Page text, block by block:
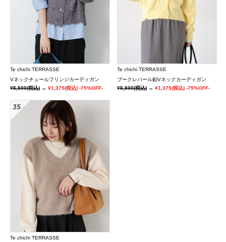
Te chichi TERRASSE
Vネックチュールフリンジカーディガン
¥5,500(税込) → ¥1,375(税込) -75%OFF-
Te chichi TERRASSE
ブークレパール釦Vネックカーディガン
¥5,500(税込)→¥1,375(税込) -75%OFF-
Te chichi TERRASSE